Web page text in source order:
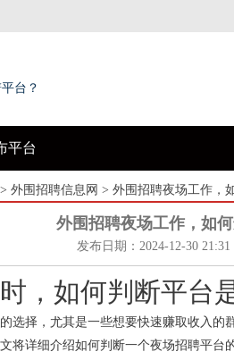
台？
平台
> 外围招聘信息网 > 外围招聘夜场工作，
外围招聘夜场工作，如
发布日期：2024-12-30
，如何判断平台
选择，尤其是一些想要快速赚取收入
将详细介绍如何判断一个夜场招聘平台